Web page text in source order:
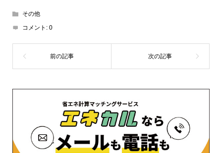
その他
コメント: 0